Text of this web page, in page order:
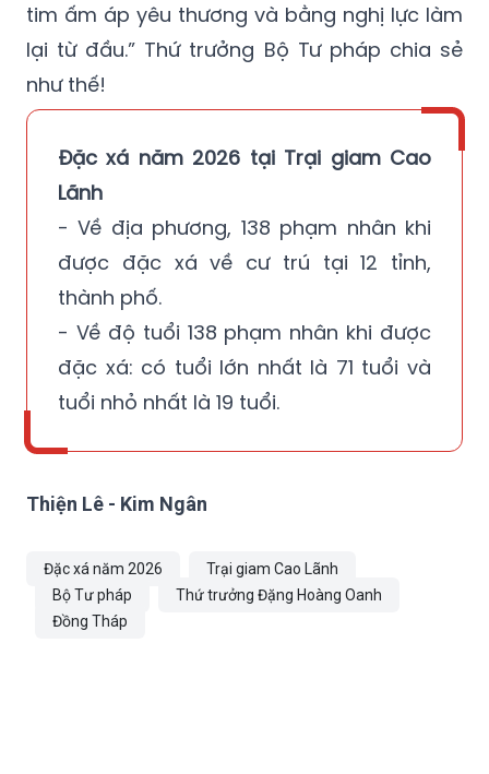
tim ấm áp yêu thương và bằng nghị lực làm
lại từ đầu.” Thứ trưởng Bộ Tư pháp chia sẻ
như thế!
Đặc xá năm 2026 tại Trại giam Cao
Lãnh
- Về địa phương, 138 phạm nhân khi
được đặc xá về cư trú tại 12 tỉnh,
thành phố.
- Về độ tuổi 138 phạm nhân khi được
đặc xá: có tuổi lớn nhất là 71 tuổi và
tuổi nhỏ nhất là 19 tuổi.
Thiện Lê - Kim Ngân
Đặc xá năm 2026
Trại giam Cao Lãnh
Bộ Tư pháp
Thứ trưởng Đặng Hoàng Oanh
Đồng Tháp